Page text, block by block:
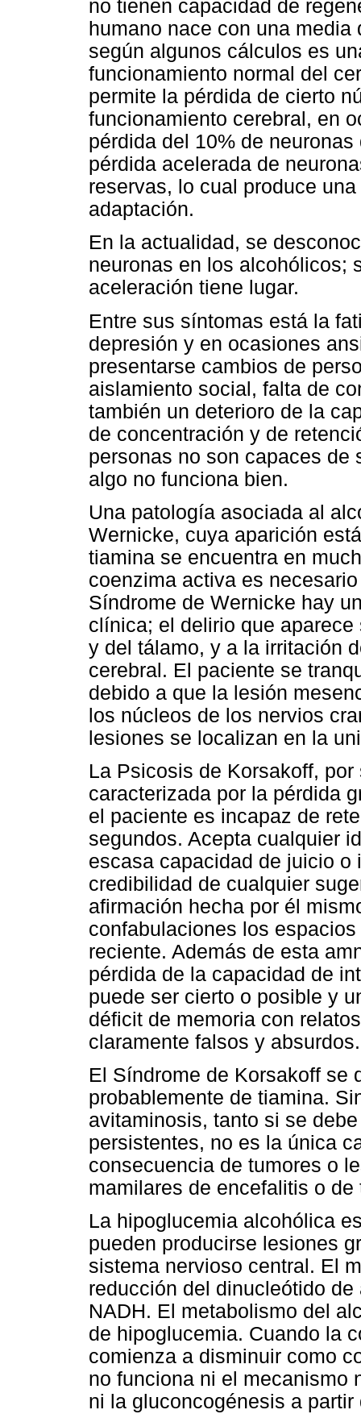
no tienen capacidad de
humano nace con una
según algunos cálculos es
funcionamiento normal del
permite la pérdida de cierto
funcionamiento cerebral, en
pérdida del 10% de
pérdida acelerada de
reservas, lo cual produce
adaptación.
En la actualidad, se
neuronas en los alcohólicos;
aceleración tiene lugar.
Entre sus síntomas está la
depresión y en ocasiones
presentarse cambios de
aislamiento social, falta de
también un deterioro de la
de concentración y de
personas no son capaces de
algo no funciona bien.
Una patología asociada al
Wernicke, cuya aparición
tiamina se encuentra en
coenzima activa es
Síndrome de Wernicke hay
clínica; el delirio que
y del tálamo, y a la irritación
cerebral. El paciente se
debido a que la lesión
los núcleos de los nervios
lesiones se localizan en la
La Psicosis de Korsakoff,
caracterizada por la pérdida
el paciente es incapaz de
segundos. Acepta cualquier
escasa capacidad de juicio o
credibilidad de cualquier
afirmación hecha por él
confabulaciones los
reciente. Además de esta
pérdida de la capacidad de
puede ser cierto o posible y
déficit de memoria con
claramente falsos y absurdos.
El Síndrome de Korsakoff se
probablemente de tiamina.
avitaminosis, tanto si se
persistentes, no es la única
consecuencia de tumores o
mamilares de encefalitis o
La hipoglucemia alcohólica
pueden producirse lesiones
sistema nervioso central. El
reducción del dinucleótido
NADH. El metabolismo del
de hipoglucemia. Cuando la
comienza a disminuir como
no funciona ni el mecanismo
ni la gluconcogénesis a